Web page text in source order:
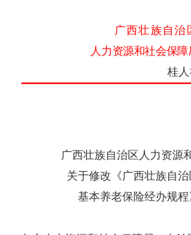
广 西 壮 族 自 治
人力资源和社会保障
桂人
广西壮族自治区人力资源
关于修改《广西壮族自
基本养老保险经办规